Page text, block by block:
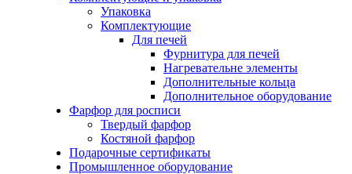
Упаковка
Комплектующие
Для печей
Фурнитура для печей
Нагревательне элементы
Дополнительные кольца
Дополнительное оборудование
Фарфор для росписи
Твердый фарфор
Костяной фарфор
Подарочные сертификаты
Промышленное оборудование